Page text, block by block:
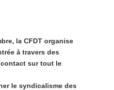
la CFDT organise
à travers des
sur tout le
le syndicalisme des